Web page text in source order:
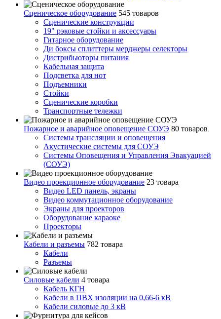
Сценическое оборудование 545 товаров
Сценические конструкции
19" рэковые стойки и аксесcуары
Гитарное оборудование
Ди боксы сплиттеры мерджеры селекторы
Дистрибьюторы питания
Кабельная защита
Подсветка для нот
Подъемники
Стойки
Сценические коробки
Транспортные тележки
Пожарное и аварийное оповещение СОУЭ 80 товаров
Cистемы трансляции и оповещения
Акустические системы для СОУЭ
Системы Оповещения и Управления Эвакуацией
(СОУЭ)
Видео проекционное оборудование 23 товара
Видео LED панель, экраны
Видео коммутационное оборудование
Экраны для проекторов
Оборудование караоке
Проекторы
Кабели и разъемы 782 товара
Кабели
Разъемы
Силовые кабели 4 товара
Кабель КГН
Кабели в ПВХ изоляции на 0,66-6 кВ
Кабели силовые до 3 кВ